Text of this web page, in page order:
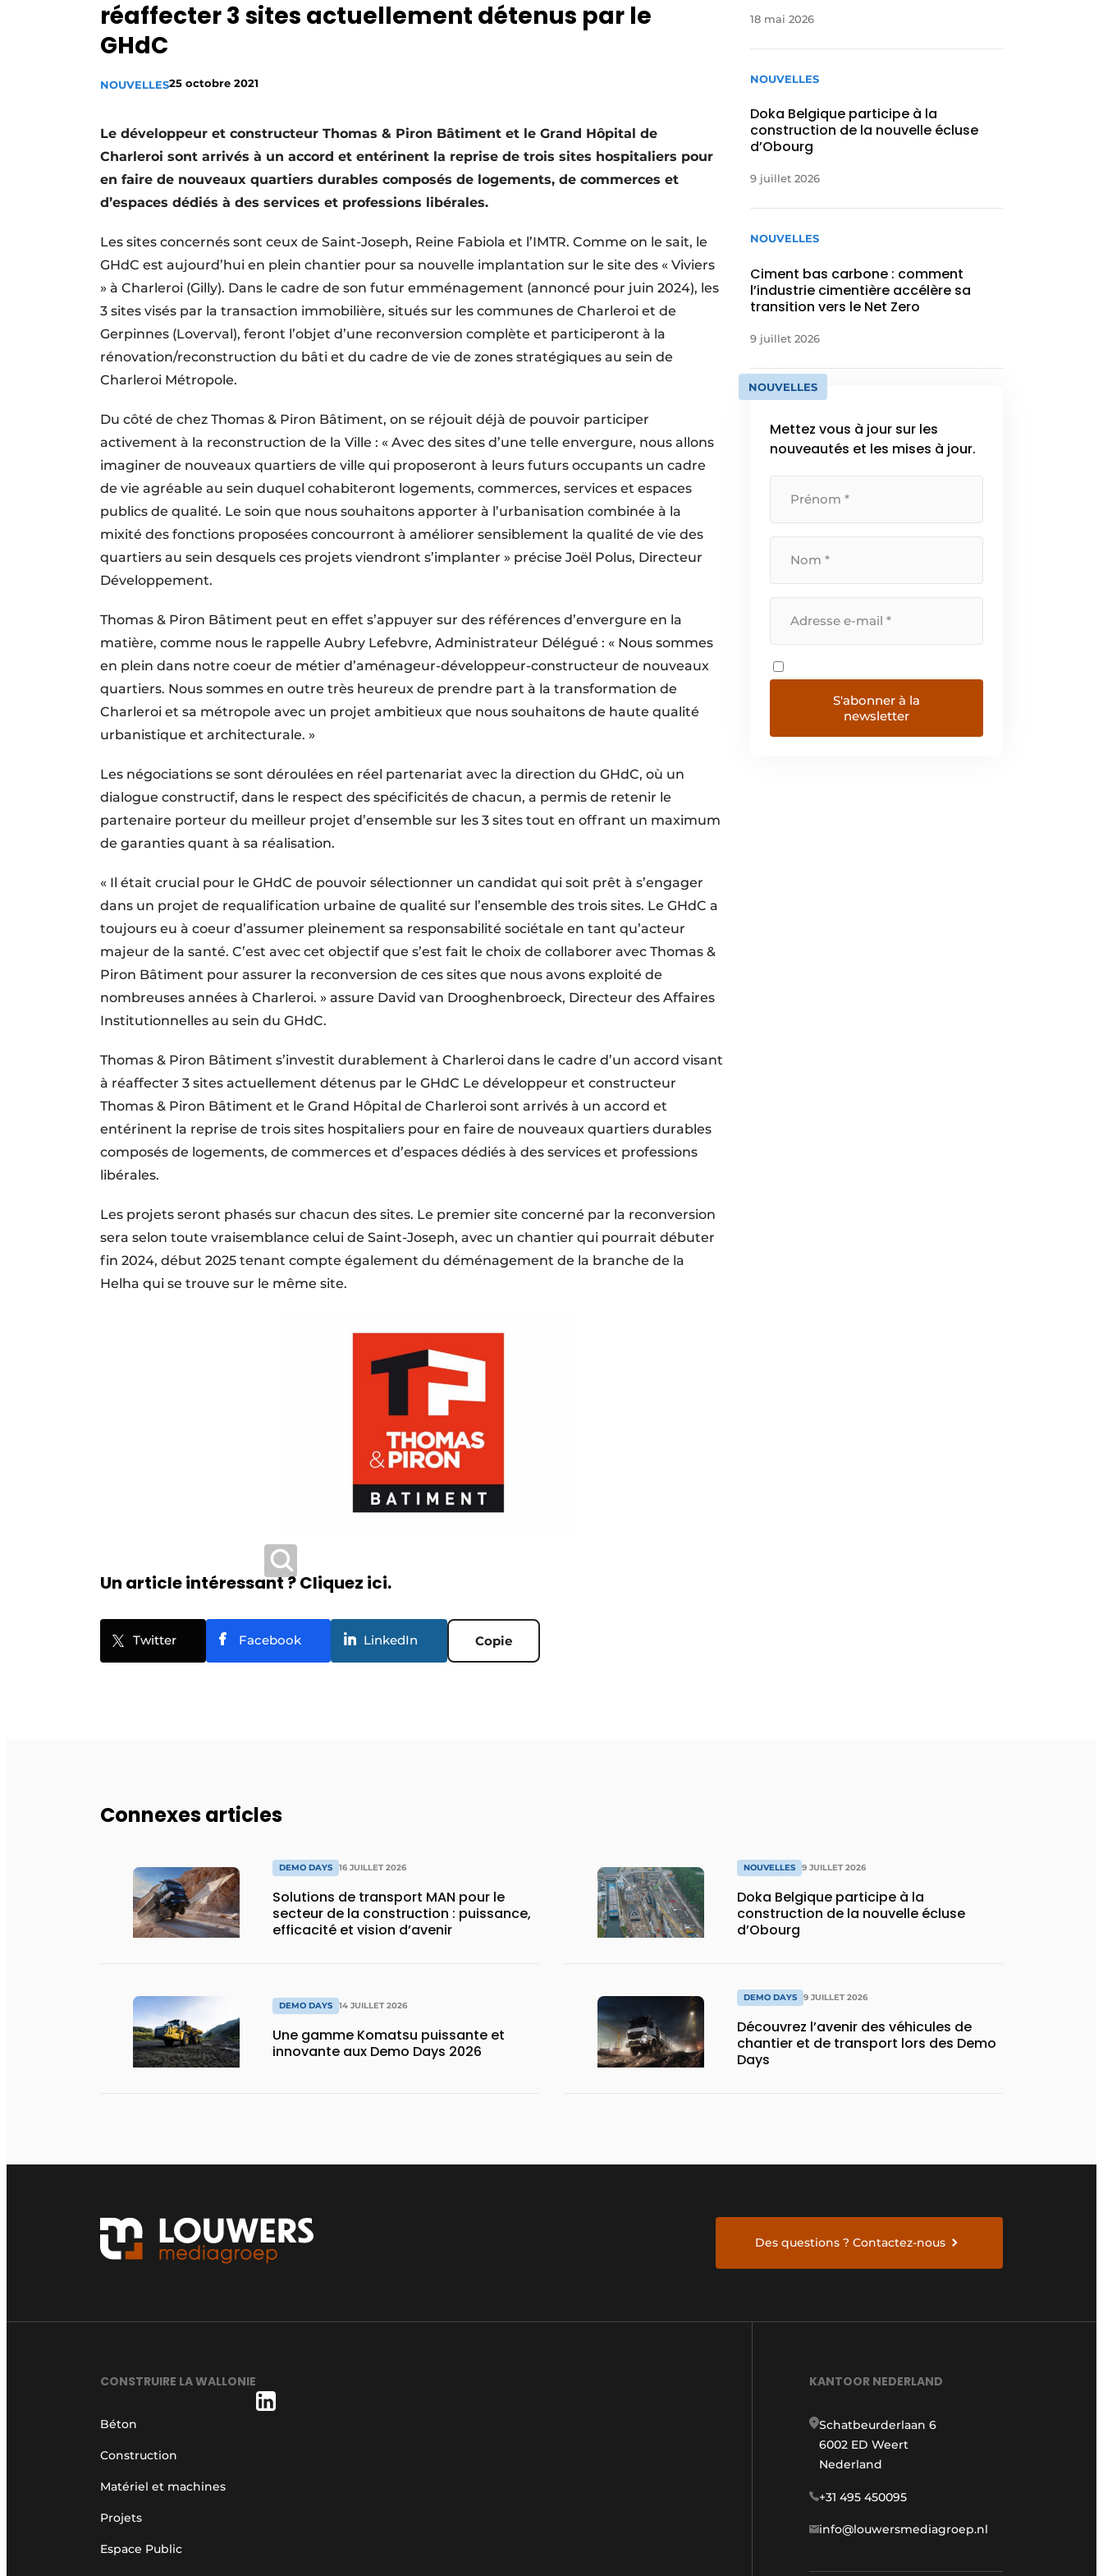
Termes et conditions
Video’s
réaffecter 3 sites actuellement détenus par le
GHdC
NOUVELLES25 octobre 2021
Le développeur et constructeur Thomas & Piron Bâtiment et le Grand Hôpital de
Charleroi sont arrivés à un accord et entérinent la reprise de trois sites hospitaliers pour
en faire de nouveaux quartiers durables composés de logements, de commerces et
d’espaces dédiés à des services et professions libérales.
Les sites concernés sont ceux de Saint-Joseph, Reine Fabiola et l’IMTR. Comme on le sait, le
GHdC est aujourd’hui en plein chantier pour sa nouvelle implantation sur le site des « Viviers
» à Charleroi (Gilly). Dans le cadre de son futur emménagement (annoncé pour juin 2024), les
3 sites visés par la transaction immobilière, situés sur les communes de Charleroi et de
Gerpinnes (Loverval), feront l’objet d’une reconversion complète et participeront à la
rénovation/reconstruction du bâti et du cadre de vie de zones stratégiques au sein de
Charleroi Métropole.
Du côté de chez Thomas & Piron Bâtiment, on se réjouit déjà de pouvoir participer
activement à la reconstruction de la Ville : « Avec des sites d’une telle envergure, nous allons
imaginer de nouveaux quartiers de ville qui proposeront à leurs futurs occupants un cadre
de vie agréable au sein duquel cohabiteront logements, commerces, services et espaces
publics de qualité. Le soin que nous souhaitons apporter à l’urbanisation combinée à la
mixité des fonctions proposées concourront à améliorer sensiblement la qualité de vie des
quartiers au sein desquels ces projets viendront s’implanter » précise Joël Polus, Directeur
Développement.
Thomas & Piron Bâtiment peut en effet s’appuyer sur des références d’envergure en la
matière, comme nous le rappelle Aubry Lefebvre, Administrateur Délégué : « Nous sommes
en plein dans notre coeur de métier d’aménageur-développeur-constructeur de nouveaux
quartiers. Nous sommes en outre très heureux de prendre part à la transformation de
Charleroi et sa métropole avec un projet ambitieux que nous souhaitons de haute qualité
urbanistique et architecturale. »
Les négociations se sont déroulées en réel partenariat avec la direction du GHdC, où un
dialogue constructif, dans le respect des spécificités de chacun, a permis de retenir le
partenaire porteur du meilleur projet d’ensemble sur les 3 sites tout en offrant un maximum
de garanties quant à sa réalisation.
« Il était crucial pour le GHdC de pouvoir sélectionner un candidat qui soit prêt à s’engager
dans un projet de requalification urbaine de qualité sur l’ensemble des trois sites. Le GHdC a
toujours eu à coeur d’assumer pleinement sa responsabilité sociétale en tant qu’acteur
majeur de la santé. C’est avec cet objectif que s’est fait le choix de collaborer avec Thomas &
Piron Bâtiment pour assurer la reconversion de ces sites que nous avons exploité de
nombreuses années à Charleroi. » assure David van Drooghenbroeck, Directeur des Affaires
Institutionnelles au sein du GHdC.
Thomas & Piron Bâtiment s’investit durablement à Charleroi dans le cadre d’un accord visant
à réaffecter 3 sites actuellement détenus par le GHdC Le développeur et constructeur
Thomas & Piron Bâtiment et le Grand Hôpital de Charleroi sont arrivés à un accord et
entérinent la reprise de trois sites hospitaliers pour en faire de nouveaux quartiers durables
composés de logements, de commerces et d’espaces dédiés à des services et professions
libérales.
Les projets seront phasés sur chacun des sites. Le premier site concerné par la reconversion
sera selon toute vraisemblance celui de Saint-Joseph, avec un chantier qui pourrait débuter
fin 2024, début 2025 tenant compte également du déménagement de la branche de la
Helha qui se trouve sur le même site.
Un article intéressant ? Cliquez ici.
Twitter Facebook LinkedIn Copie
18 mai 2026
NOUVELLES
Doka Belgique participe à la
construction de la nouvelle écluse
d’Obourg
9 juillet 2026
NOUVELLES
Ciment bas carbone : comment
l’industrie cimentière accélère sa
transition vers le Net Zero
9 juillet 2026
NOUVELLES
Mettez vous à jour sur les
nouveautés et les mises à jour.
S'abonner à la
newsletter
Connexes articles
DEMO DAYS 16 JUILLET 2026
Solutions de transport MAN pour le
secteur de la construction : puissance,
efficacité et vision d’avenir
DEMO DAYS 14 JUILLET 2026
Une gamme Komatsu puissante et
innovante aux Demo Days 2026
NOUVELLES 9 JUILLET 2026
Doka Belgique participe à la
construction de la nouvelle écluse
d’Obourg
DEMO DAYS 9 JUILLET 2026
Découvrez l’avenir des véhicules de
chantier et de transport lors des Demo
Days
Des questions ? Contactez-nous
CONSTRUIRE LA WALLONIE
Béton
Construction
Matériel et machines
Projets
Espace Public
KANTOOR NEDERLAND
Schatbeurderlaan 6
6002 ED Weert
Nederland
+31 495 450095
info@louwersmediagroep.nl